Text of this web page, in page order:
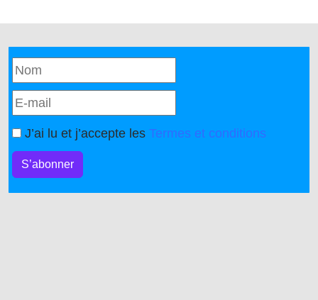
J’ai lu et j’accepte les Termes et conditions
S’abonner